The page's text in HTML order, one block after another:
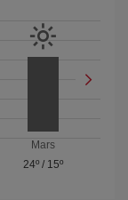
Mars
24º / 15º